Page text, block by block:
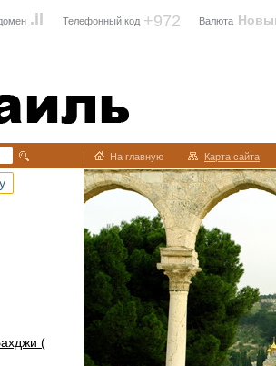
.il Телефонный код +972 Валюта
На главную Карта сайта
(